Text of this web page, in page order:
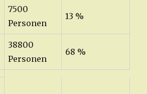
7500
Personen
13 %
38800
Personen
68 %